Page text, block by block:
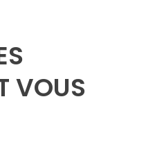
VOUS